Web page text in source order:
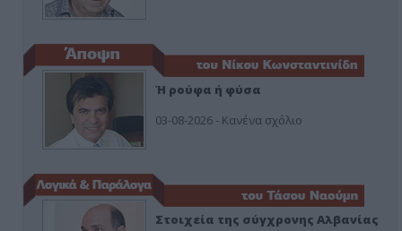
Ή ρούφα ή φύσα
03-08-2026 - Κανένα σχόλιο
Στοιχεία της σύγχρονης Αλβανίας